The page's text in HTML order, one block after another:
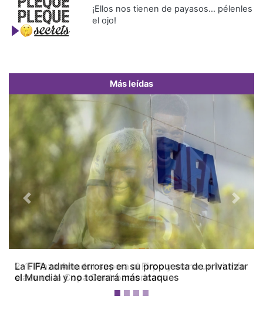
¡Ellos nos tienen de payasos… pélenles
el ojo!
Más leídas
La FIFA admite errores en su propuesta de privatizar
el Mundial y no tolerará más ataques
Previous Next